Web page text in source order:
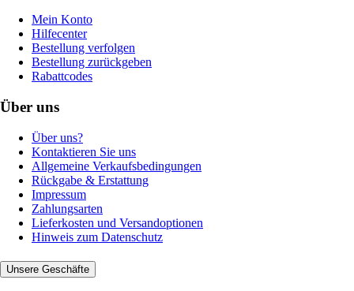
Mein Konto
Hilfecenter
Bestellung verfolgen
Bestellung zurückgeben
Rabattcodes
Über uns
Über uns?
Kontaktieren Sie uns
Allgemeine Verkaufsbedingungen
Rückgabe & Erstattung
Impressum
Zahlungsarten
Lieferkosten und Versandoptionen
Hinweis zum Datenschutz
Unsere Geschäfte